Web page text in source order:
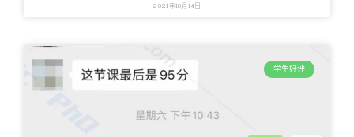
2021年10月14日
学生好评